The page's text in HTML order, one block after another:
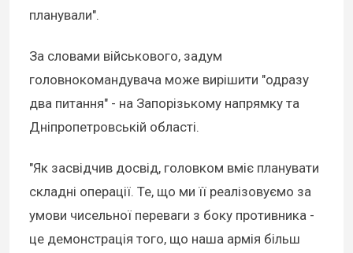
планували".
За словами військового, задум
головнокомандувача може вирішити "одразу
два питання" - на Запорізькому напрямку та
Дніпропетровській області.
"Як засвідчив досвід, головком вміє планувати
складні операції. Те, що ми її реалізовуємо за
умови чисельної переваги з боку противника -
це демонстрація того, що наша армія більш